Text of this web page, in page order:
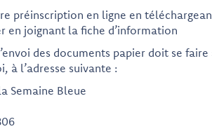
préinscription en ligne en
en joignant la fiche d’information
des documents papier doit se
à l’adresse suivante :
Semaine Bleue